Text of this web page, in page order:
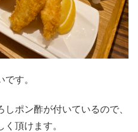
す。
ポン酢が付いているので、
頂けます。